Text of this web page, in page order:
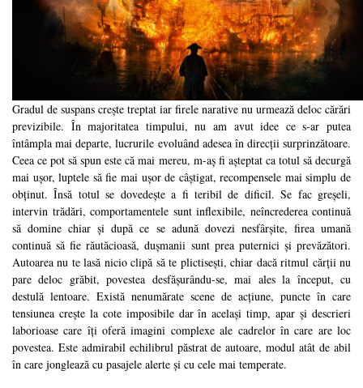
Gradul de suspans crește treptat iar firele narative nu urmează deloc cărări
previzibile. În majoritatea timpului, nu am avut idee ce s-ar putea
întâmpla mai departe, lucrurile evoluând adesea în direcții surprinzătoare.
Ceea ce pot să spun este că mai mereu, m-aș fi așteptat ca totul să decurgă
mai ușor, luptele să fie mai ușor de câștigat, recompensele mai simplu de
obținut. Însă totul se dovedește a fi teribil de dificil. Se fac greșeli,
intervin trădări, comportamentele sunt inflexibile, neîncrederea continuă
să domine chiar și după ce se adună dovezi nesfârșite, firea umană
continuă să fie răutăcioasă, dușmanii sunt prea puternici și prevăzători.
Autoarea nu te lasă nicio clipă să te plictisești, chiar dacă ritmul cărții nu
pare deloc grăbit, povestea desfășurându-se, mai ales la început, cu
destulă lentoare. Există nenumărate scene de acțiune, puncte în care
tensiunea crește la cote imposibile dar în același timp, apar și descrieri
laborioase care îți oferă imagini complexe ale cadrelor în care are loc
povestea. Este admirabil echilibrul păstrat de autoare, modul atât de abil
în care jonglează cu pasajele alerte și cu cele mai temperate.